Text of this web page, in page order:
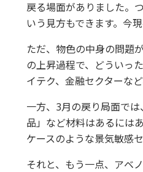
戻る場面がありました。
いう見方もできます。今
ただ、物色の中身の問題
の上昇過程で、どういっ
イテク、金融セクターな
一方、3月の戻り局面で
品」など材料はあるには
ケースのような景気敏感
それと、もう一点、アベ